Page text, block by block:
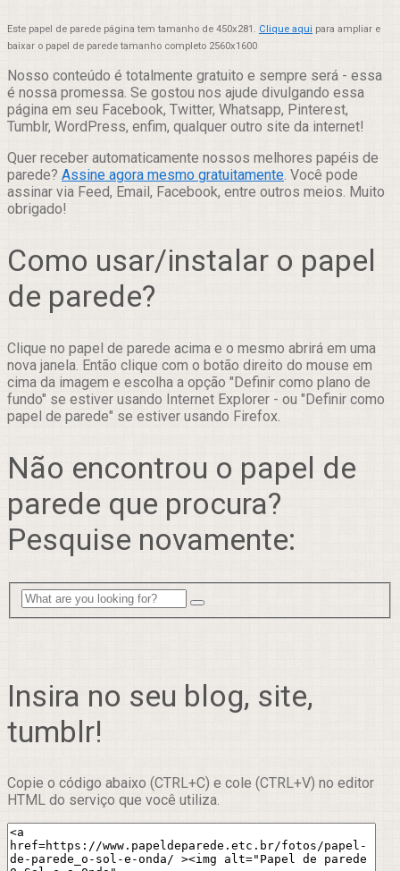
Este papel de parede página tem tamanho de 450x281. Clique aqui para ampliar e
baixar o papel de parede tamanho completo 2560x1600
Nosso conteúdo é totalmente gratuito e sempre será - essa
é nossa promessa. Se gostou nos ajude divulgando essa
página em seu Facebook, Twitter, Whatsapp, Pinterest,
Tumblr, WordPress, enfim, qualquer outro site da internet!
Quer receber automaticamente nossos melhores papéis de
parede? Assine agora mesmo gratuitamente. Você pode
assinar via Feed, Email, Facebook, entre outros meios. Muito
obrigado!
Como usar/instalar o papel
de parede?
Clique no papel de parede acima e o mesmo abrirá em uma
nova janela. Então clique com o botão direito do mouse em
cima da imagem e escolha a opção "Definir como plano de
fundo" se estiver usando Internet Explorer - ou "Definir como
papel de parede" se estiver usando Firefox.
Não encontrou o papel de
parede que procura?
Pesquise novamente:
Insira no seu blog, site,
tumblr!
Copie o código abaixo (CTRL+C) e cole (CTRL+V) no editor
HTML do serviço que você utiliza.